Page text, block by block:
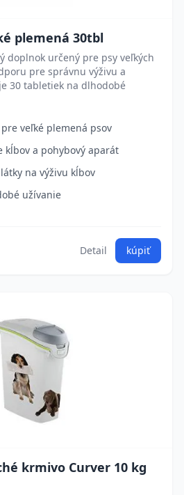
plemená 30tbl
doplnok určený pre psy veľkých
pre správnu výživu a
30 tabletiek na dlhodobé
veľké plemená psov
kĺbov a pohybový aparát
na výživu kĺbov
užívanie
Detail kúpiť
krmivo Curver 10 kg